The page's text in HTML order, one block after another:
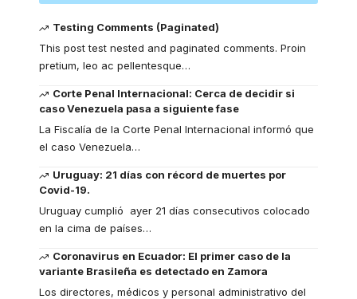
Testing Comments (Paginated)
This post test nested and paginated comments. Proin
pretium, leo ac pellentesque…
Corte Penal Internacional: Cerca de decidir si
caso Venezuela pasa a siguiente fase
La Fiscalía de la Corte Penal Internacional informó que
el caso Venezuela…
Uruguay: 21 días con récord de muertes por
Covid-19.
Uruguay cumplió ayer 21 días consecutivos colocado
en la cima de países…
Coronavirus en Ecuador: El primer caso de la
variante Brasileña es detectado en Zamora
Los directores, médicos y personal administrativo del